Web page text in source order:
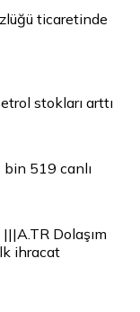
ticaretinde
stokları arttı
bin 519 canlı
Dolaşım
ihracat